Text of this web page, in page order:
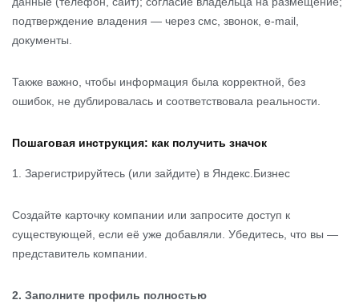
подтверждение владения — через смс, звонок, e-mail,
документы.
Также важно, чтобы информация была корректной, без
ошибок, не дублировалась и соответствовала реальности.
Пошаговая инструкция: как получить значок
1. Зарегистрируйтесь (или зайдите) в Яндекс.Бизнес
Создайте карточку компании или запросите доступ к
существующей, если её уже добавляли. Убедитесь, что вы —
представитель компании.
2. Заполните профиль полностью